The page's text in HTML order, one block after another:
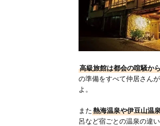
高級旅館は都会の喧騒か
の準備をすべて仲居さん
よ。
また熱海温泉や伊豆山温
呂など宿ごとの温泉の違